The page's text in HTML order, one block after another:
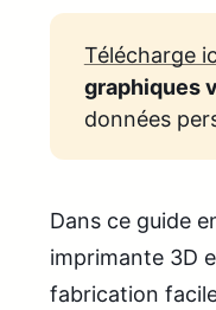
Télécharge
graphiques
données
Dans ce guide
imprimante 3D
fabrication